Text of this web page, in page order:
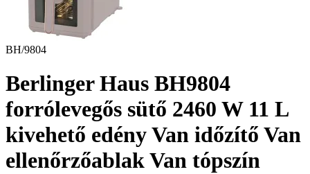
BH/9804
Berlinger Haus BH9804
forrólevegős sütő 2460 W 11 L
kivehető edény Van időzítő Van
ellenőrzőablak Van tópszín